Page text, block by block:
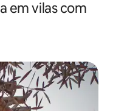
em vilas com